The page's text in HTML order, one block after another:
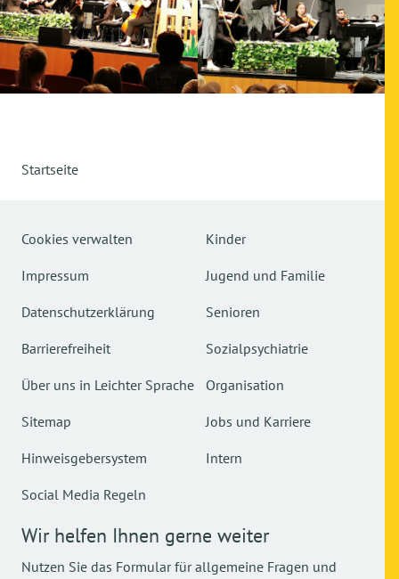
Startseite
Cookies verwalten
Impressum
Datenschutzerklärung
Barrierefreiheit
Über uns in Leichter Sprache
Sitemap
Hinweisgebersystem
Social Media Regeln
Kinder
Jugend und Familie
Senioren
Sozialpsychiatrie
Organisation
Jobs und Karriere
Intern
Wir helfen Ihnen gerne weiter
Nutzen Sie das Formular für allgemeine Fragen und